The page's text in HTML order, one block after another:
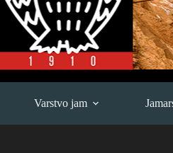
Varstvo jam